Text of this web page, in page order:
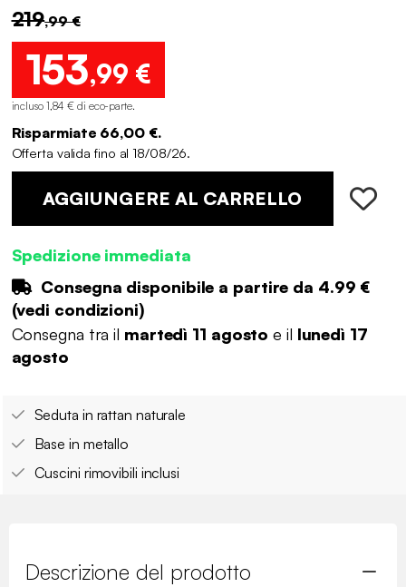
219,99 €
153,99 €
incluso 1,84 € di eco-parte.
Risparmiate 66,00 €.
Offerta valida fino al 18/08/26.
AGGIUNGERE AL CARRELLO
Spedizione immediata
Consegna disponibile a partire da 4.99 €
(vedi condizioni)
Consegna tra il martedì 11 agosto e il lunedì 17
agosto
Seduta in rattan naturale
Base in metallo
Cuscini rimovibili inclusi
Descrizione del prodotto